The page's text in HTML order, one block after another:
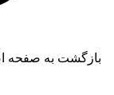
بازگشت به صفحه